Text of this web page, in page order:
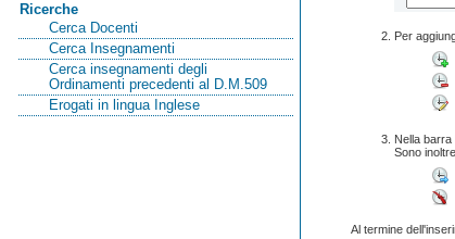
Ricerche
Cerca Docenti
Cerca Insegnamenti
Cerca insegnamenti degli
Ordinamenti precedenti al D.M.509
Erogati in lingua Inglese
Per
Nella barra
Sono
Al termine